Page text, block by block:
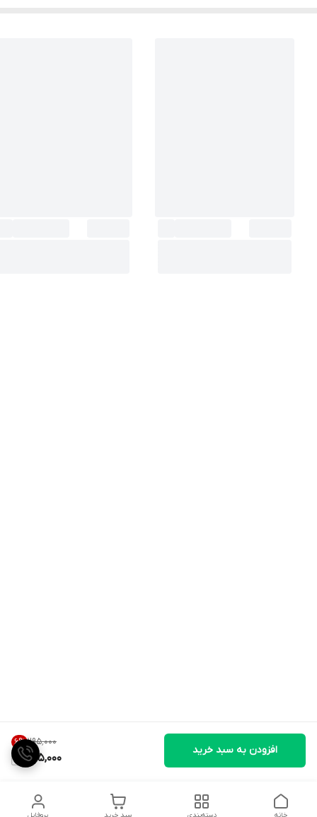
۲۹۵٬۰۰۰ 6%
275,000
افزودن به سبد خرید